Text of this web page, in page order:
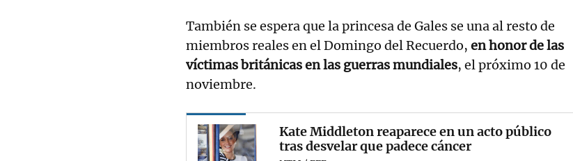
También se espera que la princesa de Gales se una al resto de
miembros reales en el Domingo del Recuerdo, en honor de las
víctimas británicas en las guerras mundiales, el próximo 10 de
noviembre.
Kate Middleton reaparece en un acto público
tras desvelar que padece cáncer